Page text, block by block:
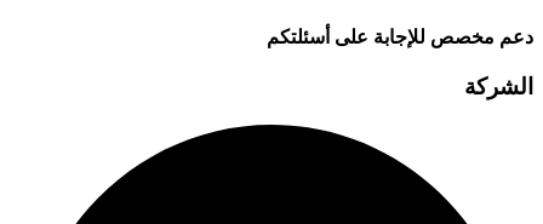
دعم مخصص للإجابة على أسئلتكم
الشركة